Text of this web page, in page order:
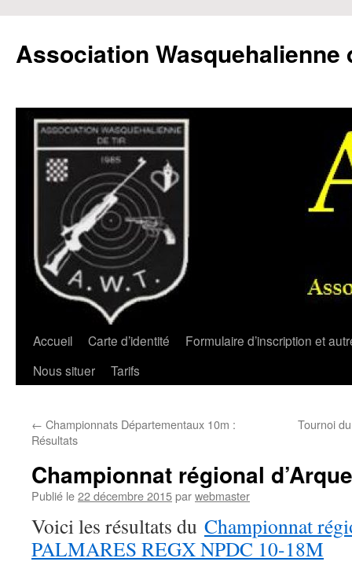
contenu
Association Wasquehalienne
Accueil Carte d’identité
Formulaire d’inscription et
Nous situer
Tarifs
← Championnats Départementaux 10m :
Résultats
Tournoi
Championnat régional
Publié le22 décembre 2015parwebmaster
Voici les résultats du Championnat
PALMARES REGX NPDC 10-18M